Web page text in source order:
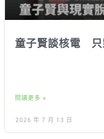
童子賢談核電 只
閱讀更多 »
2026 年 7 月 13 日